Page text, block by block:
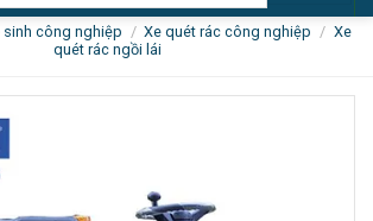
sinh công nghiệp / Xe quét rác công nghiệp / Xe
quét rác ngồi lái